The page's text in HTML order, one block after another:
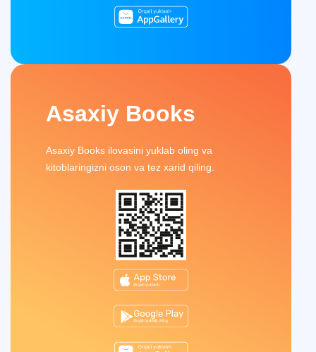
Asaxiy Books
Asaxiy Books ilovasini yuklab oling va
kitoblaringizni oson va tez xarid qiling.